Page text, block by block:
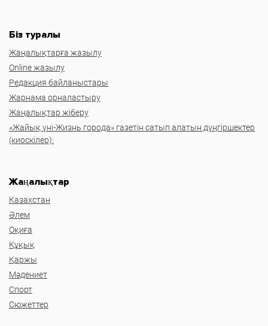
Біз туралы
Жаңалықтарға жазылу
Online жазылу
Редакция байланыстары
Жарнама орналастыру
Жаңалықтар жіберу
«Жайық үні-Жизнь города» газетін сатып алатын дүңгіршектер
(киоскілер):
Жаңалықтар
Казахстан
Әлем
Оқиға
Құқық
Қаржы
Мәдениет
Спорт
Сюжеттер